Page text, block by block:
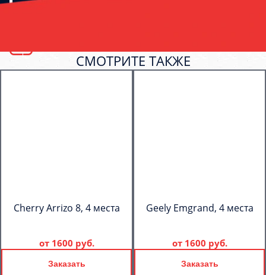
СМОТРИТЕ ТАКЖЕ
Cherry Arrizo 8, 4 места
от 1600 руб.
Заказать
Geely Emgrand, 4 места
от 1600 руб.
Заказать